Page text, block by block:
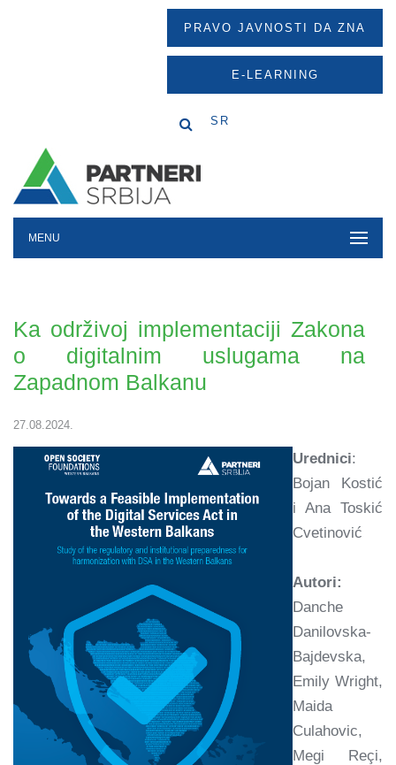
PRAVO JAVNOSTI DA ZNA
E-LEARNING
SR
MENU
Ka održivoj implementaciji Zakona
o digitalnim uslugama na
Zapadnom Balkanu
27.08.2024.
Urednici:
Bojan Kostić
i Ana Toskić
Cvetinović
Autori:
Danche
Danilovska-
Bajdevska,
Emily Wright,
Maida
Culahovic,
Megi Reçi,